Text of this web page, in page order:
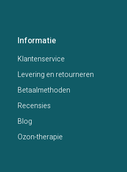
Informatie
Klantenservice
Levering en retourneren
Betaalmethoden
Recensies
Blog
Ozon-therapie